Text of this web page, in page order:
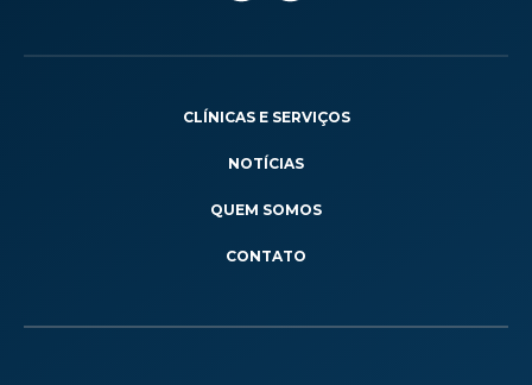
CLÍNICAS E SERVIÇOS
NOTÍCIAS
QUEM SOMOS
CONTATO